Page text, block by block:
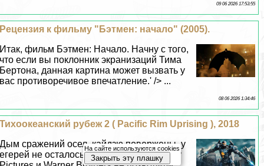
09 06 2026 17:53:55
Рецензия к фильму "Бэтмен: начало" (2005).
Итак, фильм Бэтмен: Начало. Начну с того,
что если вы поклонник экранизаций Тима
Бертона, данная картина может вызвать у
вас противоречивое впечатление.' /> ...
08 06 2026 1:34:46
Тихоокеанский рубеж 2 ( Pacific Rim Uprising ), 2018
Дым сражений осел, кайдзю повержены, у
егерей не осталось работы, но Legendary
На сайте используются cookies
Закрыть эту плашку